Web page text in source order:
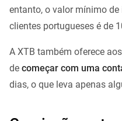
entanto, o valor mínimo
clientes portugueses é de
A XTB também oferece
de começar com uma
dias, o que leva apenas